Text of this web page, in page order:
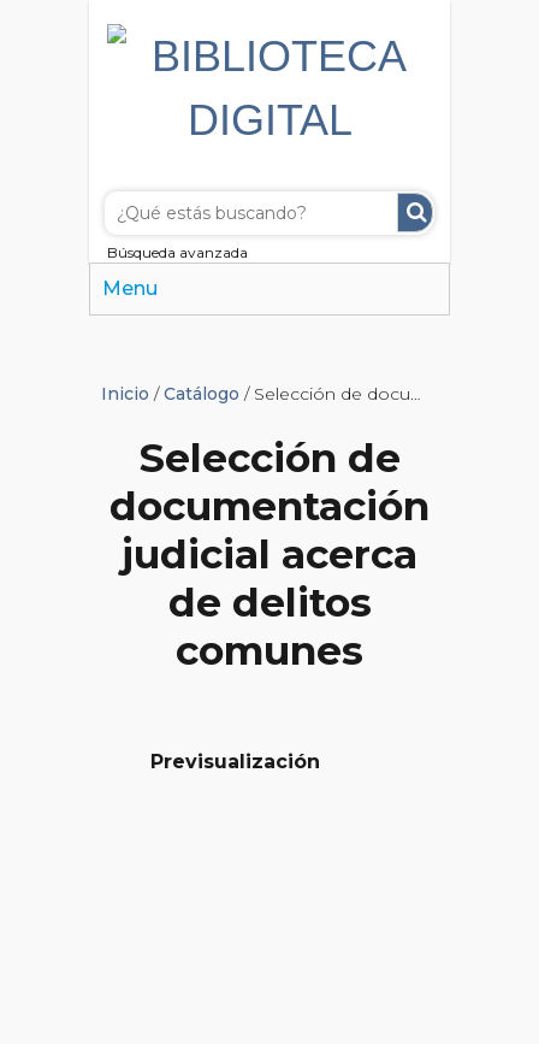
Búsqueda avanzada
Menu
Inicio /Catálogo / Selección de documentación judicial acerca de delitos comunes
Selección de
documentación
judicial acerca
de delitos
comunes
Previsualización